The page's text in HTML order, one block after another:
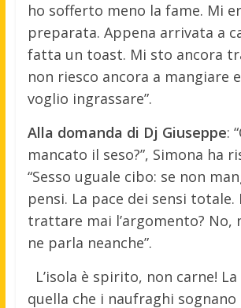
ho sofferto meno la fame. Mi
preparata. Appena arrivata a
fatta un toast. Mi sto ancora
non riesco ancora a mangiare
voglio ingrassare”.
Alla domanda di Dj Giuseppe:
mancato il seso?”, Simona ha
“Sesso uguale cibo: se non
pensi. La pace dei sensi totale.
trattare mai l’argomento? No,
ne parla neanche”.
L’isola è spirito, non carne!
quella che i naufraghi